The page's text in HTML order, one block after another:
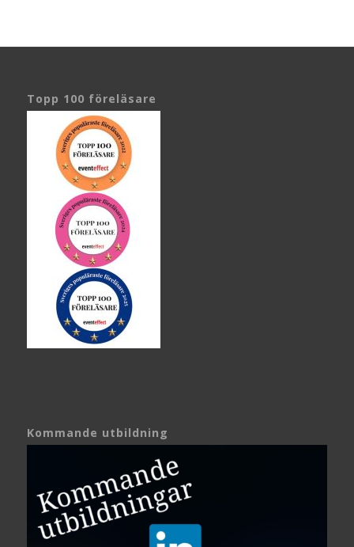
Topp 100 föreläsare
Kommande utbildning